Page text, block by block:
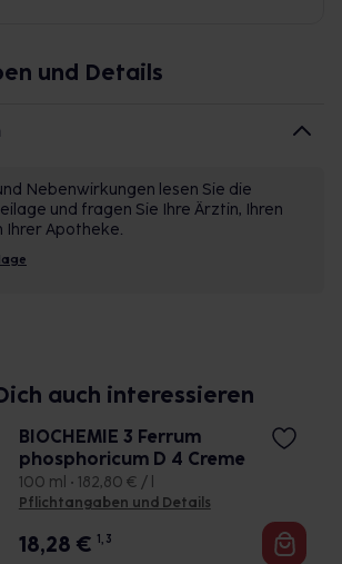
und Details
Nebenwirkungen lesen Sie die
und fragen Sie Ihre Ärztin, Ihren
Ihrer Apotheke.
auch interessieren
BIOCHEMIE 3 Ferrum
phosphoricum D 4 Creme
100 ml • 182,80 € / l
Pflichtangaben und Details
18,28 € 1, 3